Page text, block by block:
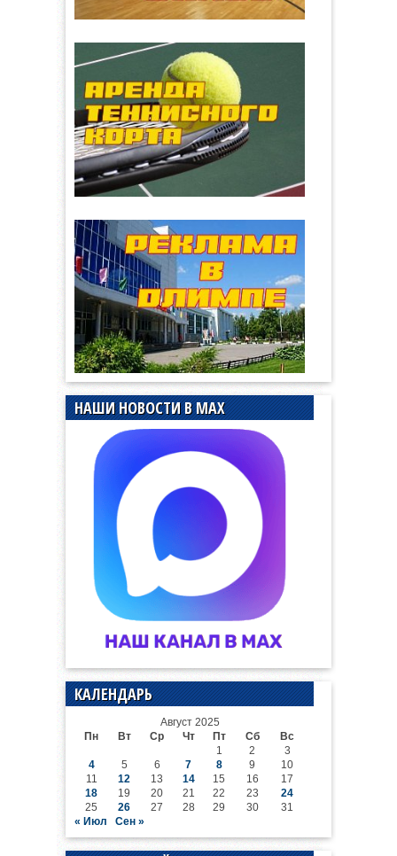
НАШИ НОВОСТИ В MAX
КАЛЕНДАРЬ
Август 2025
Пн
Вт Ср Чт Пт Сб
Вс
1
2
3
4
5 6 7 8 9
10
11
12 13 14 15 16
17
18
19 20 21 22 23
24
25
26 27 28 29 30
31
« Июл
Сен »